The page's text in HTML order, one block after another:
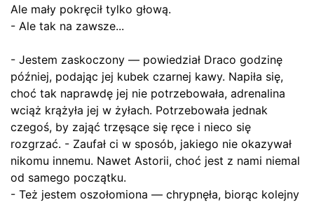
Ale mały pokręcił tylko głową.
- Ale tak na zawsze...
- Jestem zaskoczony — powiedział Draco godzinę
później, podając jej kubek czarnej kawy. Napiła się,
choć tak naprawdę jej nie potrzebowała, adrenalina
wciąż krążyła jej w żyłach. Potrzebowała jednak
czegoś, by zająć trzęsące się ręce i nieco się
rozgrzać. - Zaufał ci w sposób, jakiego nie okazywał
nikomu innemu. Nawet Astorii, choć jest z nami niemal
od samego początku.
- Też jestem oszołomiona — chrypnęła, biorąc kolejny